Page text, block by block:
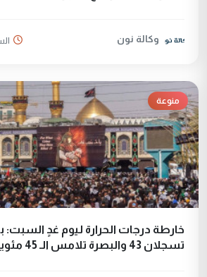
وكالة نون السبت
منوعة
خارطة درجات الحرارة ليوم غدٍ السبت:
تسجلان 43 والبصرة تلامس الـ 45 مئوية